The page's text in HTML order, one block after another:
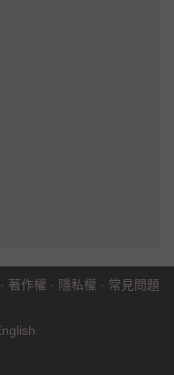
· 著作權 · 隱私權 · 常見問題